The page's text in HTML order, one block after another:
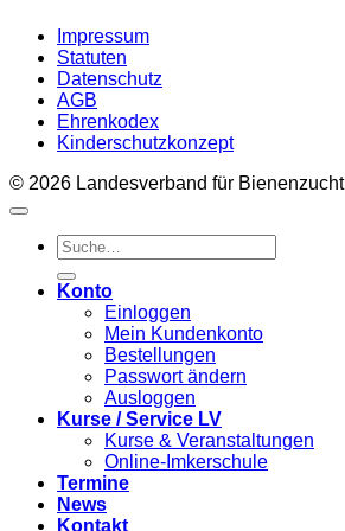
Impressum
Statuten
Datenschutz
AGB
Ehrenkodex
Kinderschutzkonzept
© 2026 Landesverband für Bienenzucht
Suche
nach:
Konto
Einloggen
Mein Kundenkonto
Bestellungen
Passwort ändern
Ausloggen
Kurse / Service LV
Kurse & Veranstaltungen
Online-Imkerschule
Termine
News
Kontakt